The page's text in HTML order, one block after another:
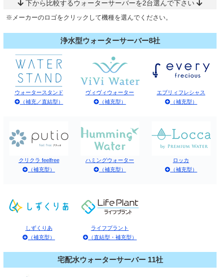
下から比較するウォーターサーバーを2台選んで下さい
※メーカーのロゴをクリックして機種を選んでください。
浄水型ウォーターサーバー8社
ウォータースタンド
（補充／直結型）
ヴィヴィウォーター
（補充型）
エブリィフレシャス
（補充型）
クリクラ feelfree
（補充型）
ハミングウォーター
（補充型）
ロッカ
（補充型）
しずくりあ
（補充型）
ライフプラント
（直結型・補充型）
宅配水ウォーターサーバー 11社